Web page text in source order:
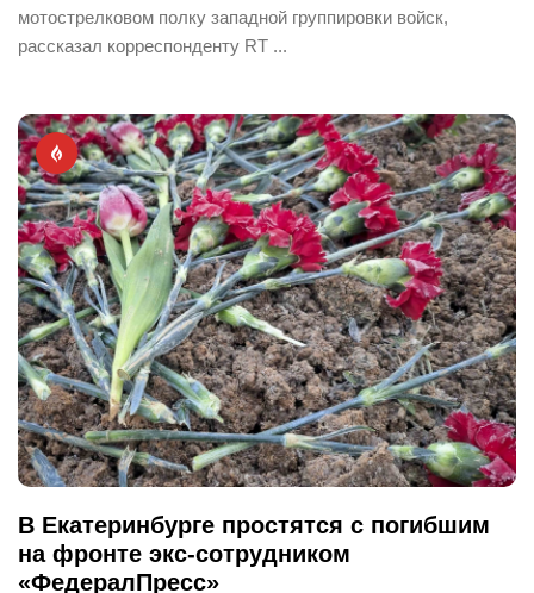
мотострелковом полку западной группировки войск,
рассказал корреспонденту RT ...
В Екатеринбурге простятся с погибшим
на фронте экс-сотрудником
«ФедералПресс»